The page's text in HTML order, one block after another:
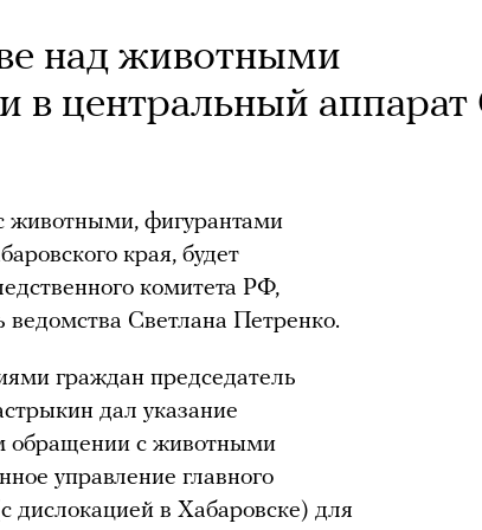
над животными
в центральный
животными, фигурантами
края, будет
комитета РФ,
Светлана Петренко.
граждан председатель
дал указание
обращении с животными
управление главного
дислокацией в Хабаровске) для